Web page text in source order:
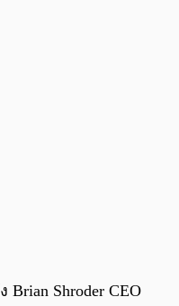
0:00 0:00
Shroder CEO